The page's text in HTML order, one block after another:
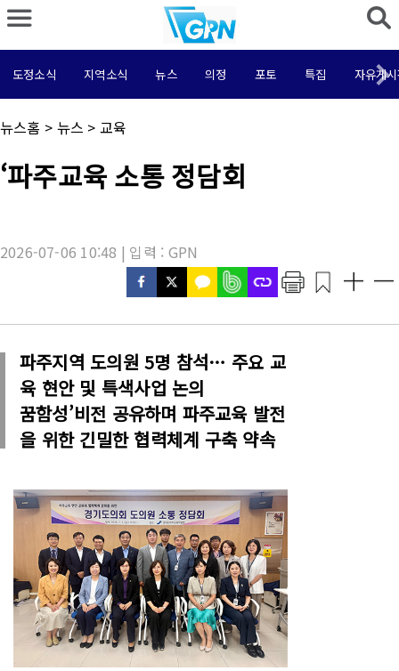
도정소식 지역소식 뉴스 의정 포토 특집 자유게
채
널
:
뉴스홈 > 뉴스 >교육
기
사
‘파주교육 소통 정담회
2026-07-06 10:48 | 입력 : GPN
파주지역 도의원 5명 참석… 주요 교
육 현안 및 특색사업 논의
꿈함성’비전 공유하며 파주교육 발전
을 위한 긴밀한 협력체계 구축 약속